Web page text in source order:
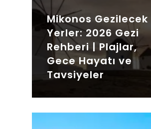
Mikonos Gezilecek
Yerler: 2026 Gezi
Rehberi | Plajlar,
Gece Hayatı ve
Tavsiyeler